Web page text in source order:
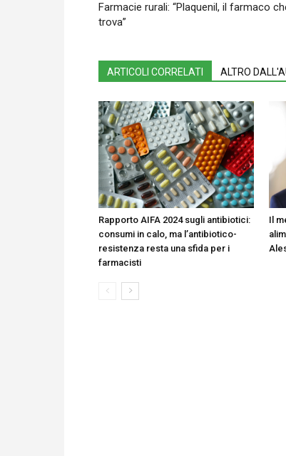
Farmacie rurali: “Plaquenil, il farmaco
trova”
ARTICOLI CORRELATI ALTRO
Rapporto AIFA 2024 sugli antibiotici:
consumi in calo, ma l’antibiotico-
resistenza resta una sfida per i
farmacisti
Il